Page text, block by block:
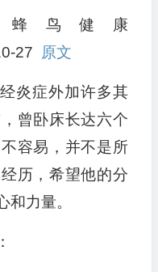
蜂鸟健康
27 原文
炎症外加许多其
曾卧床长达六个
容易，并不是所
历，希望他的分
力量。